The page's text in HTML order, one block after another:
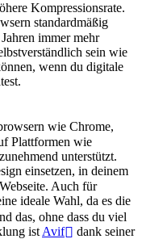
Kompressionsrate.
standardmäßig
immer mehr
sein wie
wenn du digitale
wie Chrome,
Plattformen wie
unterstützt.
einsetzen, in deinem
Auch für
ideale Wahl, da es die
das, ohne dass du viel
ist Avif
dank seiner